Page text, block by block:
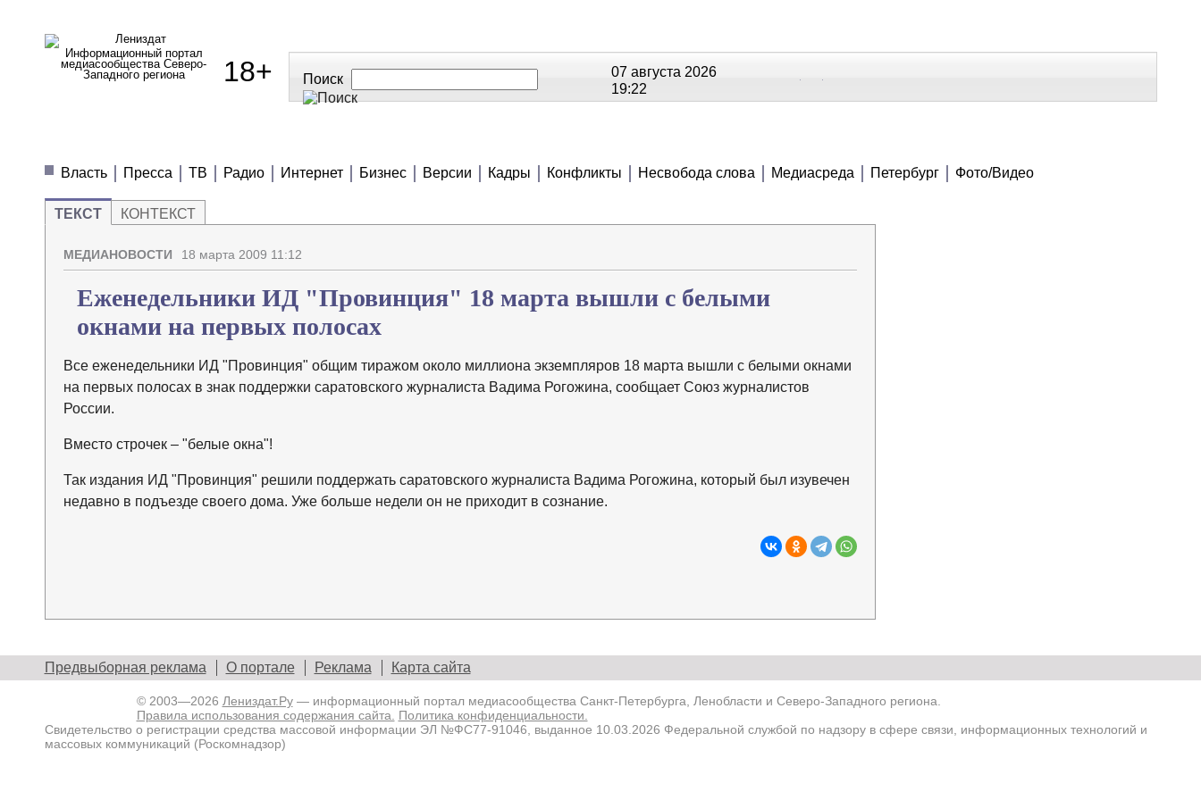
Информационный портал
медиасообщества Северо-
Западного региона
18+ Поиск
07 августа 2026
19:22
Власть
Пресса ТВ Радио Интернет Бизнес Версии Кадры Конфликты Несвобода слова Медиасреда Петербург Фото/Видео
ТЕКСТ КОНТЕКСТ
МЕДИАНОВОСТИ 18 марта 2009 11:12
Еженедельники ИД "Провинция" 18 марта вышли с белыми
окнами на первых полосах
Все еженедельники ИД "Провинция" общим тиражом около миллиона экземпляров 18 марта вышли с белыми окнами
на первых полосах в знак поддержки саратовского журналиста Вадима Рогожина, сообщает Союз журналистов
России.
Вместо строчек – "белые окна"!
Так издания ИД "Провинция" решили поддержать саратовского журналиста Вадима Рогожина, который был изувечен
недавно в подъезде своего дома. Уже больше недели он не приходит в сознание.
Предвыборная реклама О портале Реклама Карта сайта
© 2003—2026 Лениздат.Ру— информационный портал медиасообщества Санкт-Петербурга, Ленобласти и Северо-Западного региона.
Правила использования содержания сайта.
Политика конфиденциальности.
Свидетельство о регистрации средства массовой информации ЭЛ №ФС77-91046, выданное 10.03.2026 Федеральной службой по надзору в сфере связи, информационных технологий и
массовых коммуникаций (Роскомнадзор)